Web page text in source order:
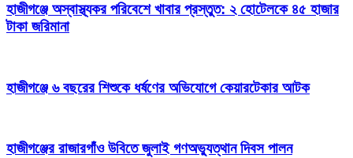
হাজীগঞ্জে অস্বাস্থ্যকর পরিবেশে খাবার প্রস্তুত: ২ হোটেলকে ৪৫ হাজার
টাকা জরিমানা
হাজীগঞ্জে ৬ বছরের শিশুকে ধর্ষণের অভিযোগে কেয়ারটেকার আটক
হাজীগঞ্জের রাজারগাঁও উবিতে জুলাই গণঅভ্যুত্থান দিবস পালন